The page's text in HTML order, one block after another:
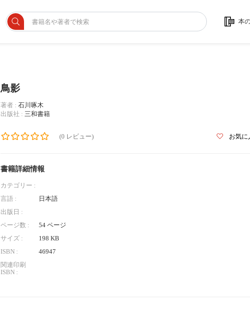
本
鳥影
著者 : 石川啄木
出版社 : 三和書籍
(0 レビュー) お気に
書籍詳細情報
カテゴリー :
言語 :
日本語
出版日 :
ページ数 :
54 ページ
サイズ :
198 KB
ISBN :
46947
関連印刷
ISBN :